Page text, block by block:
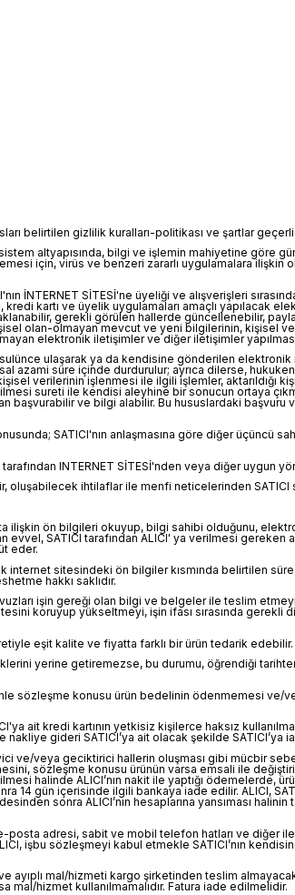
belirtilen gizlilik kuralları-politikası ve şartlar
altyapısında, bilgi ve işlemin mahiyetine göre
için, virüs ve benzeri zararlı uygulamalara ilişkin
İNTERNET SİTESİ'ne üyeliği ve alışverişleri
kartı ve üyelik uygulamaları amaçlı yapılacak
gerekli görülen hallerde güncellenebilir,
olan-olmayan mevcut ve yeni bilgilerinin, kişisel
elektronik iletişimler ve diğer iletişimler
ulaşarak ya da kendisine gönderilen
azami süre içinde durdurulur; ayrıca dilerse,
verilerinin işlenmesi ile ilgili işlemler, aktarıldığı
sureti ile kendisi aleyhine bir sonucun ortaya
başvurabilir ve bilgi alabilir. Bu hususlardaki
SATICI'nın anlaşmasına göre diğer üçüncü
INTERNET SİTESİ'nden veya diğer uygun
oluşabilecek ihtilaflar ile menfi neticelerinden SATICI
ilişkin ön bilgileri okuyup, bilgi sahibi olduğunu,
SATICI tarafından ALICI' ya verilmesi
eder.
sitesindeki ön bilgiler kısmında belirtilen
hakkı saklıdır.
işin gereği olan bilgi ve belgeler ile teslim
koruyup yükseltmeyi, işin ifası sırasında
eşit kalite ve fiyatta farklı bir ürün tedarik edebilir.
yerine getiremezse, bu durumu, öğrendiği
sözleşme konusu ürün bedelinin ödenmemesi ve/
ait kredi kartının yetkisiz kişilerce haksız
gideri SATICI’ya ait olacak şekilde
ve/veya geciktirici hallerin oluşması gibi mücbir
sözleşme konusu ürünün varsa emsali ile
halinde ALICI’nın nakit ile yaptığı ödemelerde,
14 gün içerisinde ilgili bankaya iade edilir. ALICI,
sonra ALICI’nın hesaplarına yansıması
posta adresi, sabit ve mobil telefon hatları ve diğer
işbu sözleşmeyi kabul etmekle SATICI’nın
ayıplı mal/hizmeti kargo şirketinden teslim
hizmet kullanılmamalıdır. Fatura iade edilmelidir.